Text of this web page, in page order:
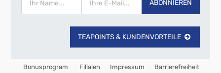
ABONNIEREN
TEAPOINTS & KUNDENVORTEILE
Bonusprogram Filialen Impressum Barrierefreiheit